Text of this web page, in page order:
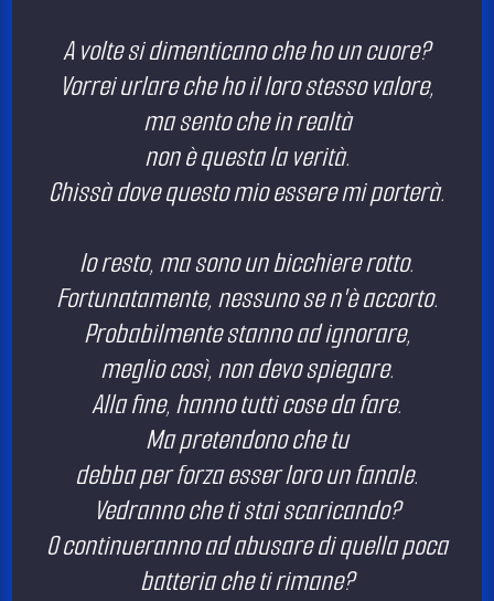
A volte si dimenticano che ho un cuore?
Vorrei urlare che ho il loro stesso valore,
ma sento che in realtà
non è questa la verità.
Chissà dove questo mio essere mi porterà.
Io resto, ma sono un bicchiere rotto.
Fortunatamente, nessuno se n'è accorto.
Probabilmente stanno ad ignorare,
meglio così, non devo spiegare.
Alla fine, hanno tutti cose da fare.
Ma pretendono che tu
debba per forza esser loro un fanale.
Vedranno che ti stai scaricando?
O continueranno ad abusare di quella poca
batteria che ti rimane?